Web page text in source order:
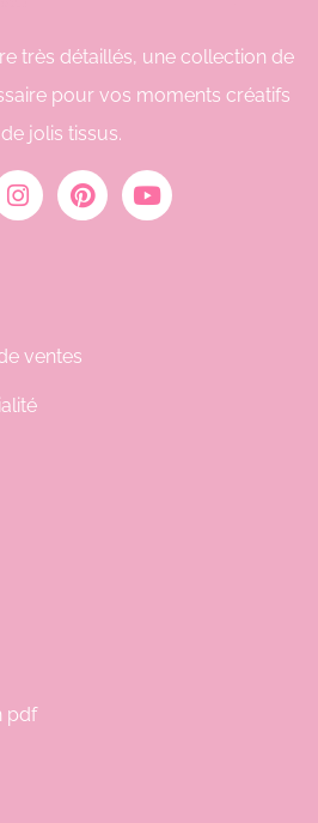
très détaillés, une collection de
pour vos moments créatifs
jolis tissus.
ventes
pdf